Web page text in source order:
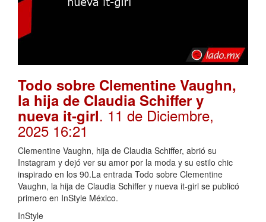
Todo sobre Clementine Vaughn,
la hija de Claudia Schiffer y
nueva it-girl. 11 de Diciembre,
2025 16:21
Clementine Vaughn, hija de Claudia Schiffer, abrió su
Instagram y dejó ver su amor por la moda y su estilo chic
inspirado en los 90.La entrada Todo sobre Clementine
Vaughn, la hija de Claudia Schiffer y nueva it-girl se publicó
primero en InStyle México.
InStyle